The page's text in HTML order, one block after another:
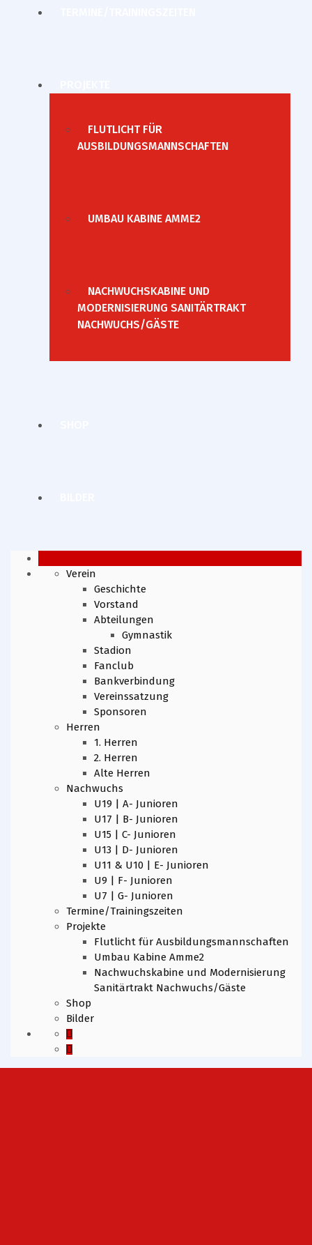
FLUTLICHT FÜR
AUSBILDUNGSMANNSCHAFTEN
UMBAU KABINE AMME2
NACHWUCHSKABINE UND
MODERNISIERUNG SANITÄRTRAKT
NACHWUCHS/GÄSTE
Verein
Geschichte
Vorstand
Abteilungen
Gymnastik
Stadion
Fanclub
Bankverbindung
Vereinssatzung
Sponsoren
Herren
1. Herren
2. Herren
Alte Herren
Nachwuchs
U19 | A- Junioren
U17 | B- Junioren
U15 | C- Junioren
U13 | D- Junioren
U11 & U10 | E- Junioren
U9 | F- Junioren
U7 | G- Junioren
Termine/Trainingszeiten
Projekte
Flutlicht für Ausbildungsmannschaften
Umbau Kabine Amme2
Nachwuchskabine und Modernisierung
Sanitärtrakt Nachwuchs/Gäste
Shop
Bilder